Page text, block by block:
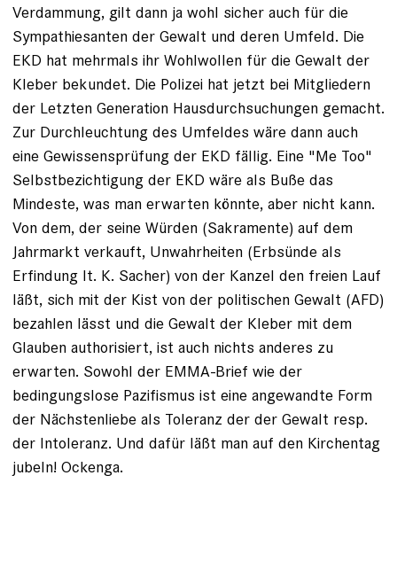
Verdammung, gilt dann ja wohl sicher auch für die
Sympathiesanten der Gewalt und deren Umfeld. Die
EKD hat mehrmals ihr Wohlwollen für die Gewalt der
Kleber bekundet. Die Polizei hat jetzt bei Mitgliedern
der Letzten Generation Hausdurchsuchungen gemacht.
Zur Durchleuchtung des Umfeldes wäre dann auch
eine Gewissensprüfung der EKD fällig. Eine "Me Too"
Selbstbezichtigung der EKD wäre als Buße das
Mindeste, was man erwarten könnte, aber nicht kann.
Von dem, der seine Würden (Sakramente) auf dem
Jahrmarkt verkauft, Unwahrheiten (Erbsünde als
Erfindung lt. K. Sacher) von der Kanzel den freien Lauf
läßt, sich mit der Kist von der politischen Gewalt (AFD)
bezahlen lässt und die Gewalt der Kleber mit dem
Glauben authorisiert, ist auch nichts anderes zu
erwarten. Sowohl der EMMA-Brief wie der
bedingungslose Pazifismus ist eine angewandte Form
der Nächstenliebe als Toleranz der der Gewalt resp.
der Intoleranz. Und dafür läßt man auf den Kirchentag
jubeln! Ockenga.